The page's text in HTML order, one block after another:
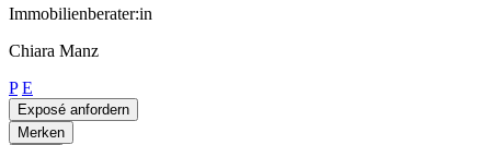
Immobilienberater:in
Chiara Manz
P E
Exposé anfordern
Merken